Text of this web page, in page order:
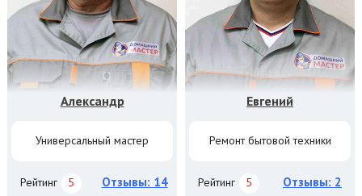
Александр
Универсальный мастер
Рейтинг 5 Отзывы: 14
Евгений
Ремонт бытовой техники
Рейтинг 5 Отзывы: 2